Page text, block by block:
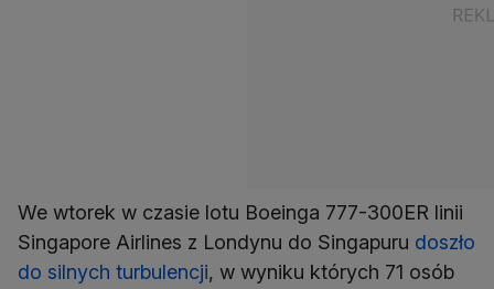
We wtorek w czasie lotu Boeinga 777-300ER linii
Singapore Airlines z Londynu do Singapuru doszło
do silnych turbulencji, w wyniku których 71 osób